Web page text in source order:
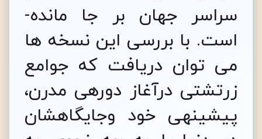
سراسر جهان بر جا مانده‌­
است. با بررسی این نسخه ها
می توان دریافت که جوامع
زرتشتی درآغاز دوره­ی مدرن،
پیشینه­­ی خود وجایگاهشان